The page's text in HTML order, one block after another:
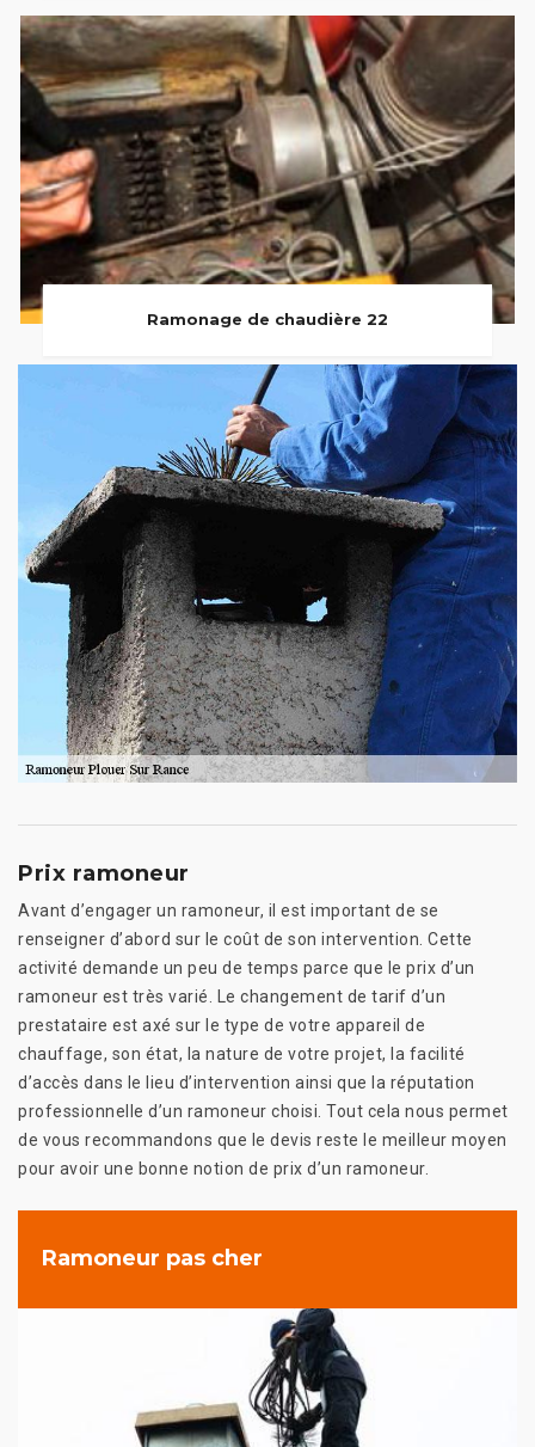
Ramonage de chaudière 22
Prix ramoneur
Avant d’engager un ramoneur, il est important de se
renseigner d’abord sur le coût de son intervention. Cette
activité demande un peu de temps parce que le prix d’un
ramoneur est très varié. Le changement de tarif d’un
prestataire est axé sur le type de votre appareil de
chauffage, son état, la nature de votre projet, la facilité
d’accès dans le lieu d’intervention ainsi que la réputation
professionnelle d’un ramoneur choisi. Tout cela nous permet
de vous recommandons que le devis reste le meilleur moyen
pour avoir une bonne notion de prix d’un ramoneur.
Ramoneur pas cher